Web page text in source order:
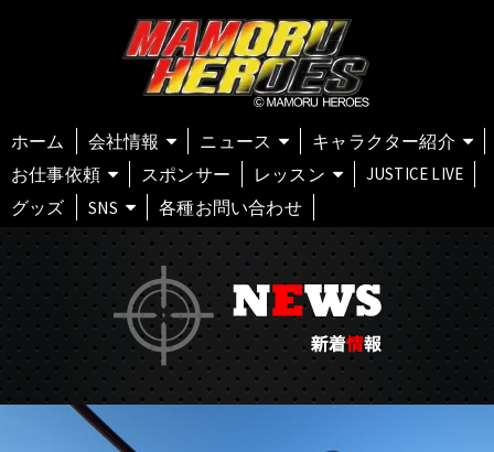
ホーム 会社情報 ニュース
キャラクター紹介
お仕事依頼
スポンサー レッスン JUSTICE LIVE
グッズ SNS 各種お問い合わせ